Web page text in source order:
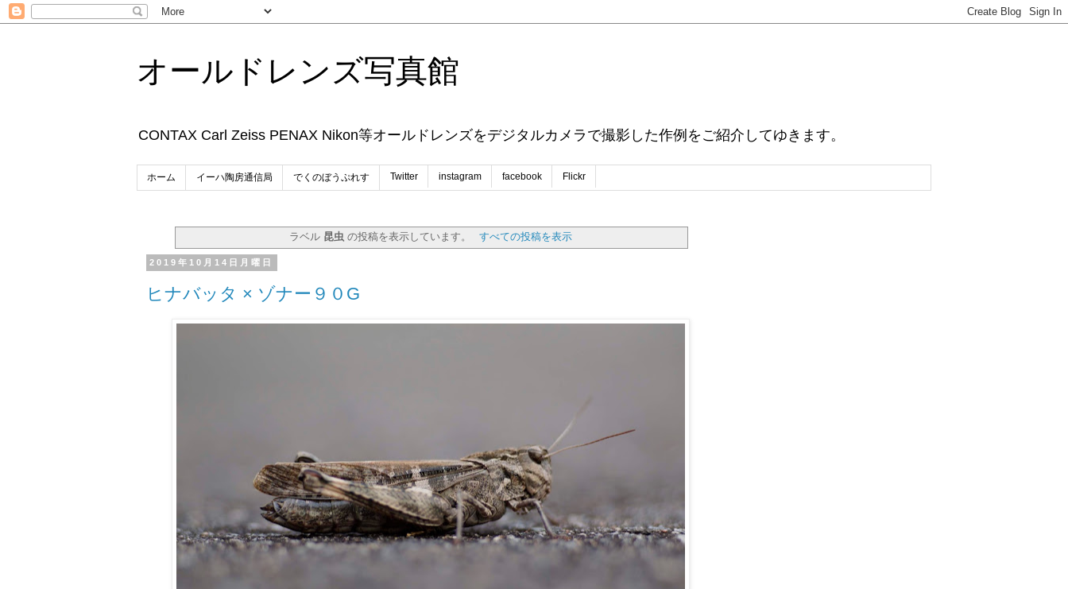
オールドレンズ写真館
CONTAX Carl Zeiss PENAX Nikon等オールドレンズをデジタルカメラで撮影した作例をご紹介してゆきます。
ホーム イーハ陶房通信局 でくのぼうぷれす Twitter instagram facebook Flickr
ラベル 昆虫 の投稿を表示しています。 すべての投稿を表示
2019年10月14日月曜日
ヒナバッタ × ゾナー９０G